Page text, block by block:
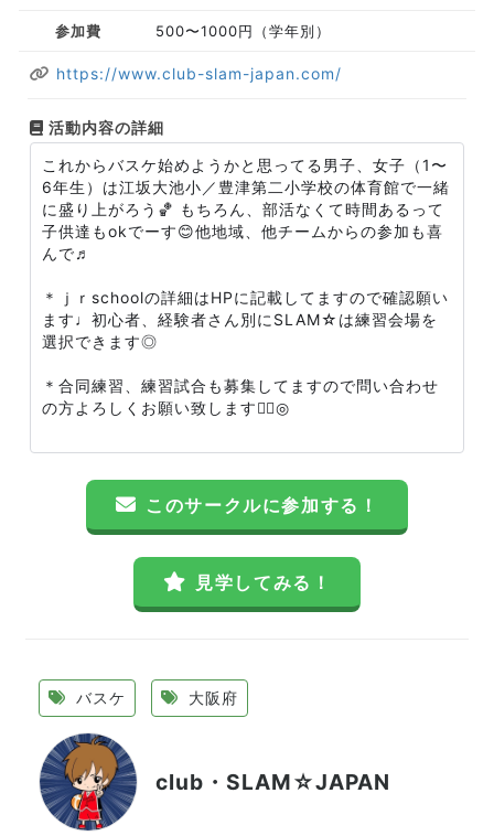
参加費 500〜1000円（学年別）
https://www.club-slam-japan.com/
活動内容の詳細
これからバスケ始めようかと思ってる男子、女子（1〜
6年生）は江坂大池小／豊津第二小学校の体育館で一緒
に盛り上がろう🏀 もちろん、部活なくて時間あるって
子供達もokでーす😊他地域、他チームからの参加も喜
んで♬
＊ｊｒschoolの詳細はHPに記載してますので確認願い
ます♩初心者、経験者さん別にSLAM☆は練習会場を
選択できます◎
＊合同練習、練習試合も募集してますので問い合わせ
の方よろしくお願い致します🙆‍♀️◎
このサークルに参加する！
見学してみる！
バスケ 大阪府
club・SLAM☆JAPAN